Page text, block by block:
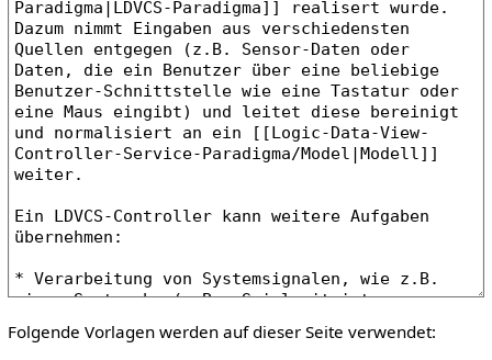
Folgende Vorlagen werden auf dieser Seite verwendet: